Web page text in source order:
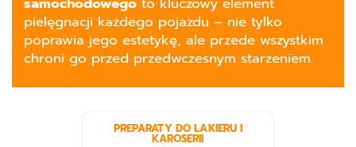
pielęgnacji każdego pojazdu – nie tylko
poprawia jego estetykę, ale przede wszystkim
chroni go przed przedwczesnym starzeniem.
PREPARATY DO LAKIERU I
KAROSERII